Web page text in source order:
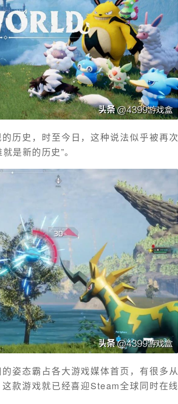
历史，时至今日，这种说法似乎被再次
是新的历史”。
姿态霸占各大游戏媒体首页，有很多从
款游戏就已经喜迎Steam全球同时在线